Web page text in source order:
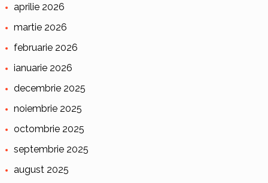
aprilie 2026
martie 2026
februarie 2026
ianuarie 2026
decembrie 2025
noiembrie 2025
octombrie 2025
septembrie 2025
august 2025